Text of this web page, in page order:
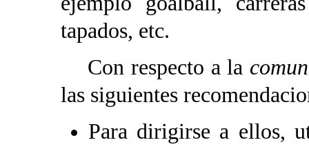
tapados, etc.
Con respecto a la
las siguientes
Para dirigirse a ellos,